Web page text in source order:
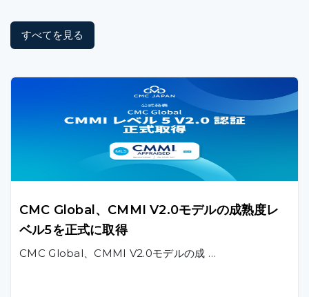
すべてを見る
CMC Global、CMMI V2.0モデルの成熟度レ
ベル5を正式に取得
CMC Global、CMMI V2.0モデルの成 …